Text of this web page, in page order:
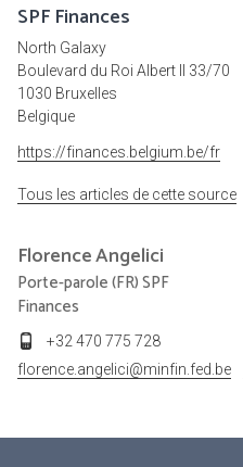
SPF Finances
North Galaxy
Boulevard du Roi Albert II 33/70
1030 Bruxelles
Belgique
https://finances.belgium.be/fr
Tous les articles de cette source
FlorenceAngelici
Porte-parole (FR) SPF
Finances
+32 470 775 728
florence.angelici@minfin.fed.be